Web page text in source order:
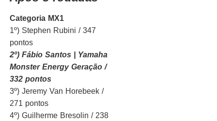
Categoria MX1
1º) Stephen Rubini / 347
pontos
2º) Fábio Santos | Yamaha
Monster Energy Geração /
332 pontos
3º) Jeremy Van Horebeek /
271 pontos
4º) Guilherme Bresolin / 238